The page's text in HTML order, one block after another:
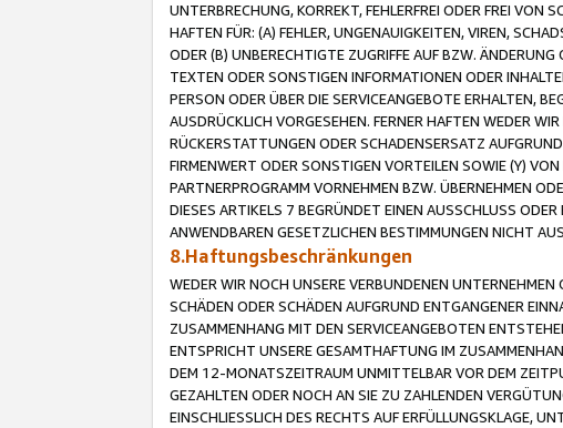
UNTERBRECHUNG, KORREKT, FEHLERFREI ODER FREI VON
HAFTEN FÜR: (A) FEHLER, UNGENAUIGKEITEN, VIREN,
ODER (B) UNBERECHTIGTE ZUGRIFFE AUF BZW.
TEXTEN ODER SONSTIGEN INFORMATIONEN ODER
PERSON ODER ÜBER DIE SERVICEANGEBOTE ERHALTEN,
AUSDRÜCKLICH VORGESEHEN. FERNER HAFTEN WEDER
RÜCKERSTATTUNGEN ODER SCHADENSERSATZ
FIRMENWERT ODER SONSTIGEN VORTEILEN SOWIE (Y)
PARTNERPROGRAMM VORNEHMEN BZW. ÜBERNEHMEN
DIESES ARTIKELS 7 BEGRÜNDET EINEN AUSSCHLUSS
ANWENDBAREN GESETZLICHEN BESTIMMUNGEN NICHT
8.Haftungsbeschränkungen
WEDER WIR NOCH UNSERE VERBUNDENEN
SCHÄDEN ODER SCHÄDEN AUFGRUND ENTGANGENER
ZUSAMMENHANG MIT DEN SERVICEANGEBOTEN
ENTSPRICHT UNSERE GESAMTHAFTUNG IM
DEM 12-MONATSZEITRAUM UNMITTELBAR VOR DEM
GEZAHLTEN ODER NOCH AN SIE ZU ZAHLENDEN
EINSCHLIESSLICH DES RECHTS AUF ERFÜLLUNGSKLAGE,